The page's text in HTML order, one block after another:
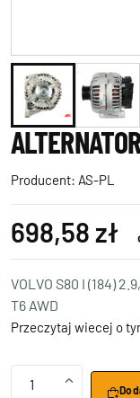
Producent: AS-PL
698,58 zł
VOLVO S80 I (184)
T6 AWD
Przeczytaj wiecej o
1